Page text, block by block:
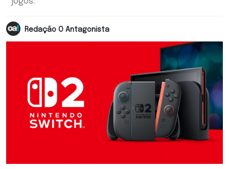
Redação O Antagonista